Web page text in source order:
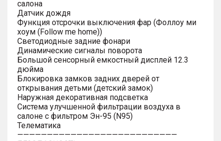
салона
Датчик дождя
Функция отсрочки выключения фар (Фоллоу ми
хоум (Follow me home))
Светодиодные задние фонари
Динамические сигналы поворота
Большой сенсорный емкостный дисплей 12.3
дюйма
Блокировка замков задних дверей от
открывания детьми (детский замок)
Наружная декоративная подсветка
Система улучшенной фильтрации воздуха в
салоне с фильтром Эн-95 (N95)
Телематика
———————————————————————————